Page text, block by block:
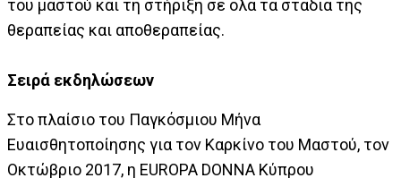
του μαστού και τη στήριξη σε όλα τα στάδια της
θεραπείας και αποθεραπείας.
Σειρά εκδηλώσεων
Στο πλαίσιο του Παγκόσμιου Μήνα
Ευαισθητοποίησης για τον Καρκίνο του Μαστού, τον
Οκτώβριο 2017, η EUROPA DONNA Κύπρου